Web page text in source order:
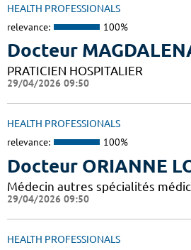
HEALTH PROFESSIONALS
relevance: 100%
Docteur
PRATICIEN HOSPITALIER
29/04/2026 09:50
HEALTH PROFESSIONALS
relevance: 100%
Docteur ORIANNE
Médecin autres spécialités
29/04/2026 09:50
HEALTH PROFESSIONALS